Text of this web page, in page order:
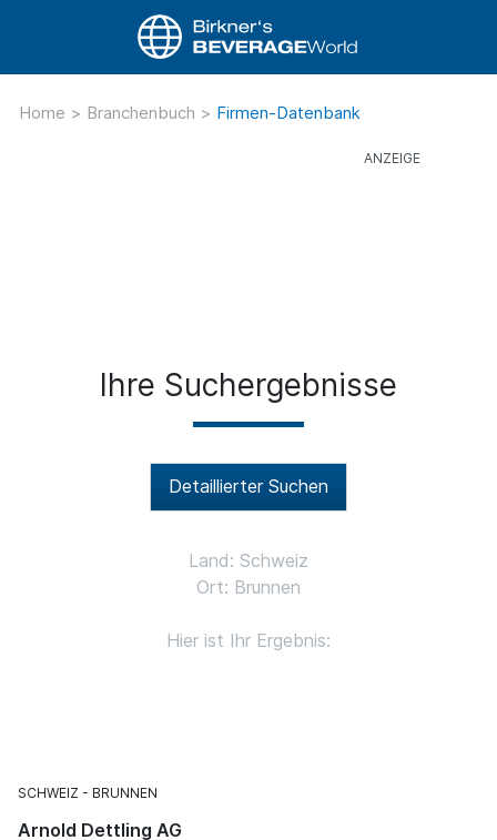
Home > Branchenbuch > Firmen-Datenbank
Ihre Suchergebnisse
Detaillierter Suchen
Land: Schweiz
Ort: Brunnen
Hier ist Ihr Ergebnis:
SCHWEIZ BRUNNEN
Arnold Dettling AG